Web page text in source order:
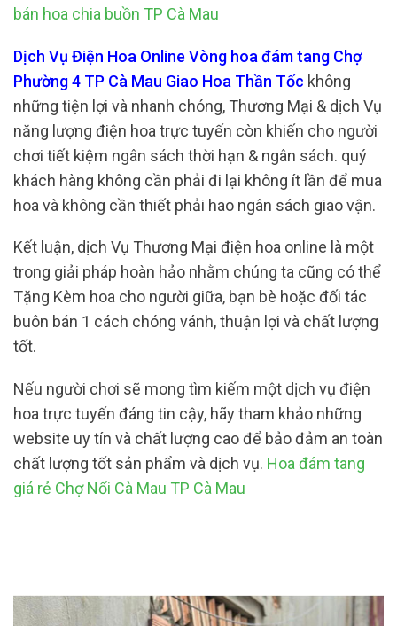
bán hoa chia buồn TP Cà Mau
Dịch Vụ Điện Hoa Online Vòng hoa đám tang Chợ
Phường 4 TP Cà Mau Giao Hoa Thần Tốc không
những tiện lợi và nhanh chóng, Thương Mại & dịch Vụ
năng lượng điện hoa trực tuyến còn khiến cho người
chơi tiết kiệm ngân sách thời hạn & ngân sách. quý
khách hàng không cần phải đi lại không ít lần để mua
hoa và không cần thiết phải hao ngân sách giao vận.
Kết luận, dịch Vụ Thương Mại điện hoa online là một
trong giải pháp hoàn hảo nhằm chúng ta cũng có thể
Tặng Kèm hoa cho người giữa, bạn bè hoặc đối tác
buôn bán 1 cách chóng vánh, thuận lợi và chất lượng
tốt.
Nếu người chơi sẽ mong tìm kiếm một dịch vụ điện
hoa trực tuyến đáng tin cậy, hãy tham khảo những
website uy tín và chất lượng cao để bảo đảm an toàn
chất lượng tốt sản phẩm và dịch vụ. Hoa đám tang
giá rẻ Chợ Nổi Cà Mau TP Cà Mau